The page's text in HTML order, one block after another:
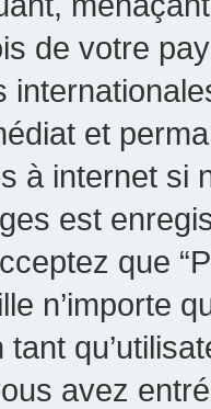
de votre
et
à internet si
est
que
n’importe
avez